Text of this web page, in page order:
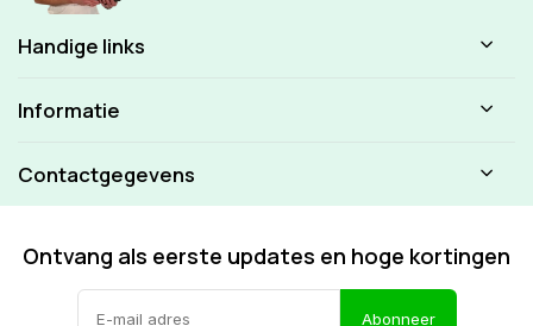
Handige links
Informatie
Contactgegevens
Ontvang als eerste updates en hoge kortingen
Abonneer